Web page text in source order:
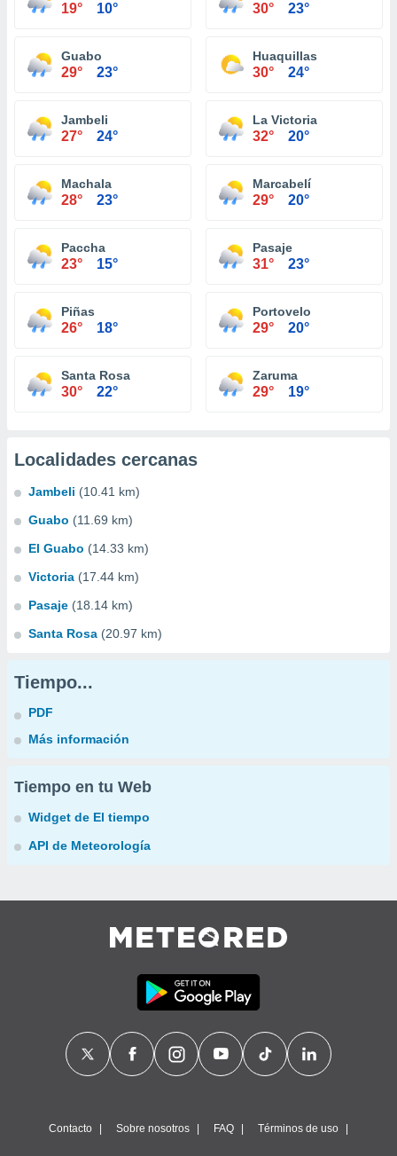
19° 10° 30° 23°
Guabo
29° 23°
Huaquillas
30° 24°
Jambeli
27° 24°
La Victoria
32° 20°
Machala
28° 23°
Marcabelí
29° 20°
Paccha
23° 15°
Pasaje
31° 23°
Piñas
26° 18°
Portovelo
29° 20°
Santa Rosa
30° 22°
Zaruma
29° 19°
Localidades cercanas
Jambeli (10.41 km)
Guabo (11.69 km)
El Guabo (14.33 km)
Victoria (17.44 km)
Pasaje (18.14 km)
Santa Rosa (20.97 km)
Tiempo...
PDF
Más información
Tiempo en tu Web
Widget de El tiempo
API de Meteorología
Contacto Sobre nosotros FAQ Términos de uso